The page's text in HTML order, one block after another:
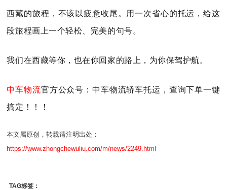
西藏的旅程，不该以疲惫收尾。用一次省心的托运，给这
段旅程画上一个轻松、完美的句号。
我们在西藏等你，也在你回家的路上，为你保驾护航。
中车物流官方公众号：中车物流轿车托运，查询下单一键
搞定！！！
本文属原创，转载请注明出处：
https://www.zhongchewuliu.com/m/news/2249.html
TAG标签：